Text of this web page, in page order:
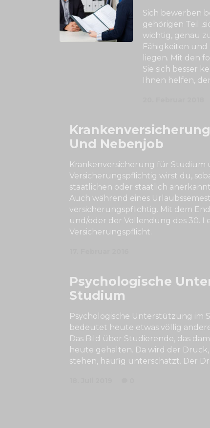
Sich bewerben
gehörigen Teil
wichtig, genau
Fähigkeiten und
liegen. Mit den
Sie sich besser
Ihnen helfen,
Und Nebenjob
Krankenversicherung für Studium
Versicherungspflichtig wirst du,
staatlichen oder staatlich
Auch während eines
versicherungspflichtig. Mit dem
und/oder der Vollendung des 30.
Versicherungspflicht.
Psychologische
Studium
Psychologische Unterstützung im
bedeutet heute etwas völlig
Das Bild über Studierende, das
heute gehalten. Da wird der
stehen, häufig unterschätzt. Der